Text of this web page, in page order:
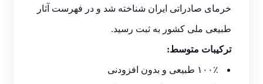
خرمای صادراتی ایران شناخته شد و در فهرست آثار
طبیعی ملی کشور به ثبت رسید.
ترکیبات متوسط: